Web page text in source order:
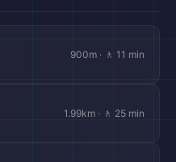
900m · 🚶 11 min
1.99km · 🚶 25 min